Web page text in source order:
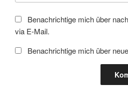
Benachrichtige mich über
via E-Mail.
Benachrichtige mich über